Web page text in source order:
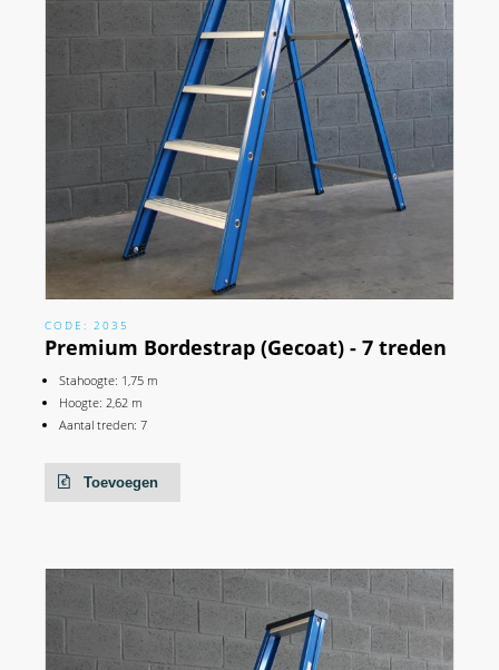
CODE: 2035
Premium Bordestrap (Gecoat) - 7 treden
Stahoogte: 1,75 m
Hoogte: 2,62 m
Aantal treden: 7
Toevoegen